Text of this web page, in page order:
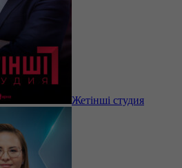
Жетінші студия